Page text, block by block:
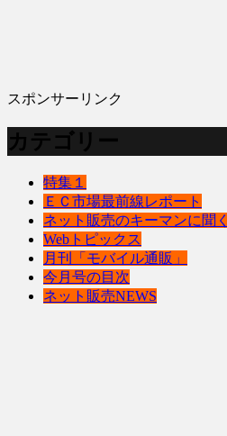
スポンサーリンク
カテゴリー
特集１
ＥＣ市場最前線レポート
ネット販売のキーマンに聞く
Webトピックス
月刊「モバイル通販」
今月号の目次
ネット販売NEWS